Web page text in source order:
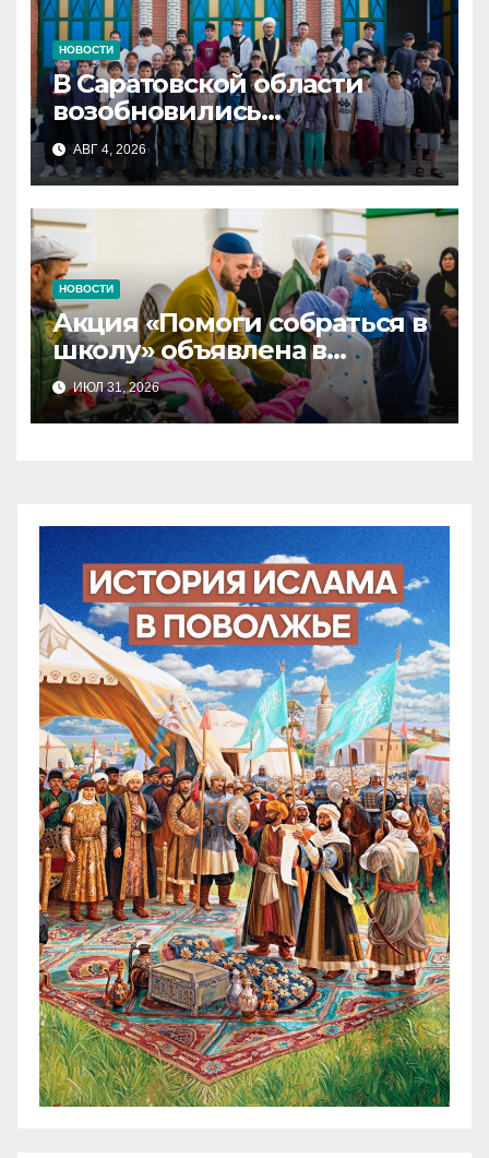
НОВОСТИ
В Саратовской области
возобновились
Всероссийские детские
смены «Муслим»
АВГ 4, 2026
НОВОСТИ
Акция «Помоги собраться в
школу» объявлена в
Татарстане
ИЮЛ 31, 2026